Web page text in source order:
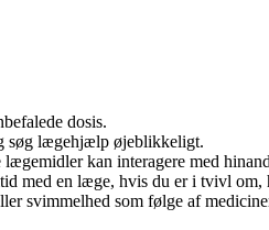
dosis.
søg lægehjælp øjeblikkeligt.
kan interagere med
med en læge, hvis du er i tvivl
svimmelhed som følge af